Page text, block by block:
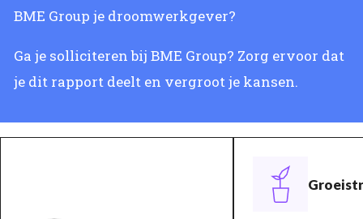
BME Group je droomwerkgever?
Ga je solliciteren bij BME Group? Zorg ervoor dat
je dit rapport deelt en vergroot je kansen.